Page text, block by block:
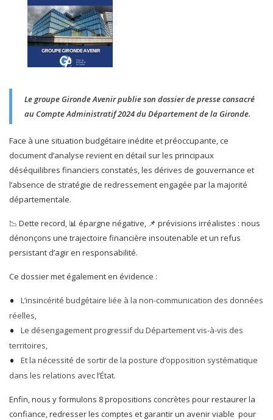
Le groupe Gironde Avenir publie son dossier de presse consacré
au Compte Administratif 2024 du Département de la Gironde.
Face à une situation budgétaire inédite et préoccupante, ce
document d’analyse revient en détail sur les principaux
déséquilibres financiers constatés, les dérives de gouvernance et
l’absence de stratégie de redressement engagée par la majorité
départementale.
📉 Dette record, 📊 épargne négative, 📌 prévisions irréalistes : nous
dénonçons une trajectoire financière insoutenable et un refus
persistant d’agir en responsabilité.
Ce dossier met également en évidence :
L’insincérité budgétaire liée à la non-communication des données
réelles,
Le désengagement progressif du Département vis-à-vis des
territoires,
Et la nécessité de sortir de la posture d’opposition systématique
dans les relations avec l’État.
Enfin, nous y formulons 8 propositions concrètes pour restaurer la
confiance, redresser les comptes et garantir un avenir viable pour